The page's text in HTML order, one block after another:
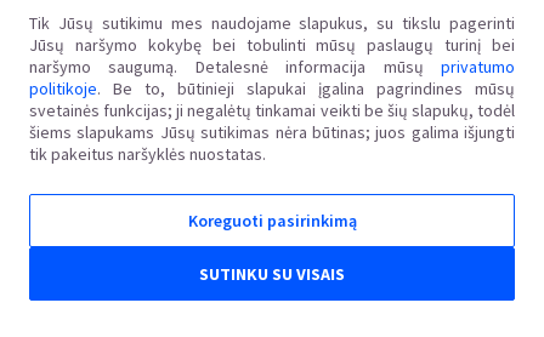
Tik Jūsų sutikimu mes naudojame slapukus, su tikslu pagerinti
Jūsų naršymo kokybę bei tobulinti mūsų paslaugų turinį bei
naršymo saugumą. Detalesnė informacija mūsų privatumo
politikoje. Be to, būtinieji slapukai įgalina pagrindines mūsų
svetainės funkcijas; ji negalėtų tinkamai veikti be šių slapukų, todėl
šiems slapukams Jūsų sutikimas nėra būtinas; juos galima išjungti
tik pakeitus naršyklės nuostatas.
Koreguoti pasirinkimą
SUTINKU SU VISAIS
Adresas:Žalgirio g.135, LT-08217 Vilnius
Įmonės kodas:304769369
PVM mokėtojo kodas :LT100011648218
Respublikos vartotojų teisių apsaugos įstatymo nustatyta tvarka Valstybinėje vartotojų teisių
51, faks. (8 5) 279 1466, interneto svetainė www.vvtat.lt. Elektroniniu būdu prašymą galite